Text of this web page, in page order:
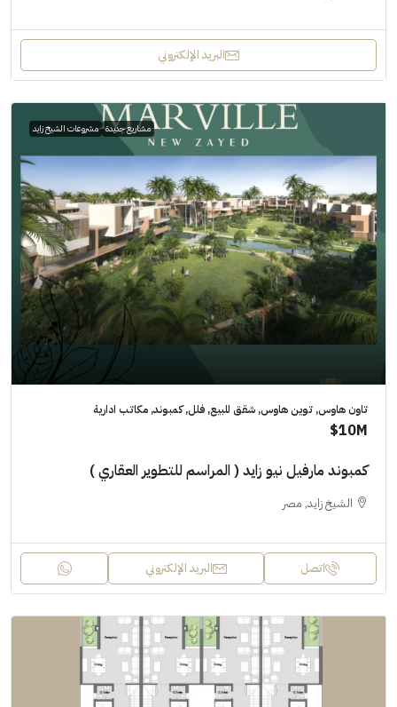
البريد الإلكتروني
مشاريع جديدة مشروعات الشيخ زايد
تاون هاوس, توين هاوس, شقق للبيع, فلل, كمبوند, مكاتب ادارية
10M$
كمبوند مارفيل نيو زايد ( المراسم للتطوير العقاري )
الشيخ زايد, مصر
اتصل البريد الإلكتروني